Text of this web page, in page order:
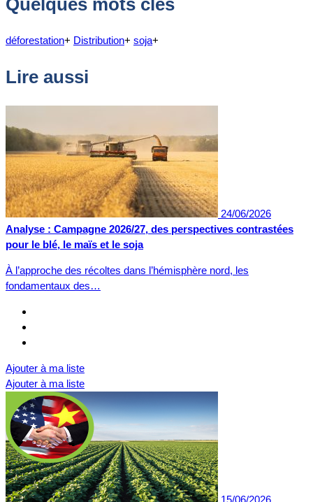
déforestation+ Distribution+ soja+
Lire aussi
24/06/2026
Analyse : Campagne 2026/27, des perspectives contrastées
pour le blé, le maïs et le soja
À l’approche des récoltes dans l’hémisphère nord, les
fondamentaux des…
Ajouter à ma liste
Ajouter à ma liste